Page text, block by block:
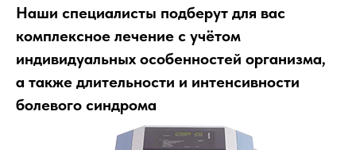
Наши специалисты подберут для вас
комплексное лечение с учётом
индивидуальных особенностей организма,
а также длительности и интенсивности
болевого синдрома